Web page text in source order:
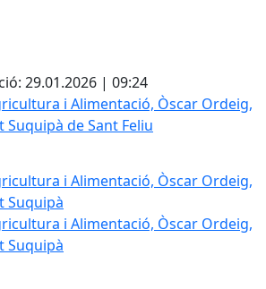
29.01.2026 | 09:24
i Alimentació, Òscar Ordeig,
i Alimentació, Òscar Ordeig,
i Alimentació, Òscar Ordeig,